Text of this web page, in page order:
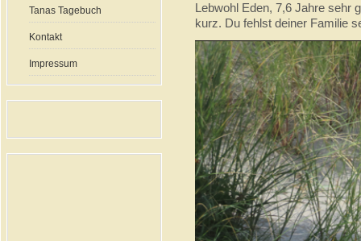
Tanas Tagebuch
Kontakt
Impressum
Lebwohl Eden, 7,6 Jahre sehr
kurz. Du fehlst deiner Familie